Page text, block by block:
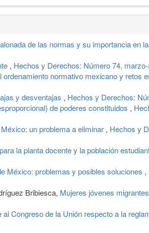
de las normas y su importancia en
, Hechos y Derechos: Número 74,
ordenamiento normativo mexicano y retos
y desventajas , Hechos y Derechos:
de poderes constituidos ,
un problema a eliminar , Hechos y
la planta docente y la población
México: problemas y posibles soluciones ,
Bribiesca, Mujeres jóvenes
Congreso de la Unión respecto a la